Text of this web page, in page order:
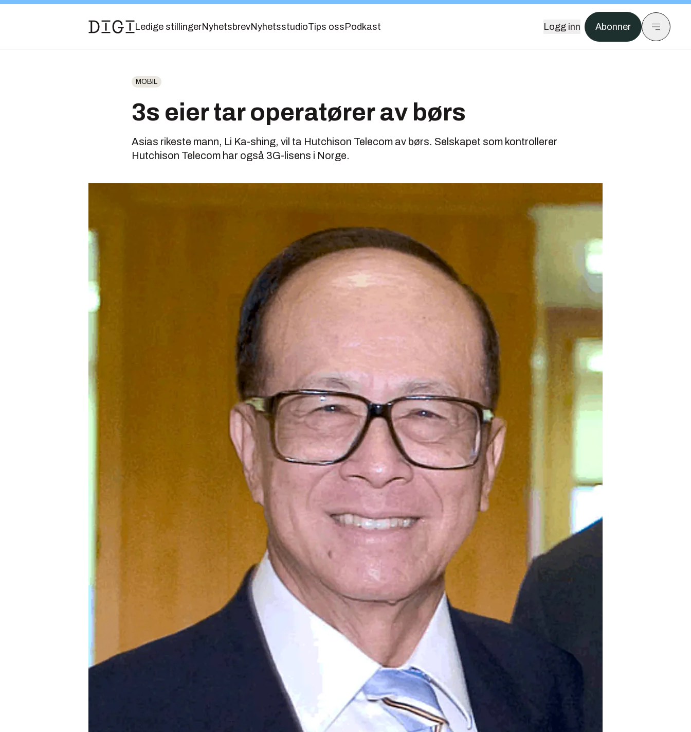
Ledige stillingerNyhetsbrevNyhetsstudioTips oss Podkast Logg inn Abonner
MOBIL
3s eier tar operatører av børs
Asias rikeste mann, Li Ka-shing, vil ta Hutchison Telecom av børs. Selskapet som kontrollerer
Hutchison Telecom har også 3G-lisens i Norge.